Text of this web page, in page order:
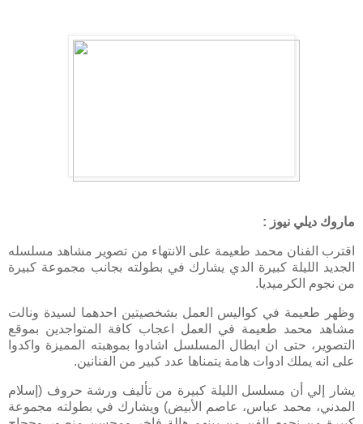
ماروك ديلي نيوز :
اقترب الفنان محمد طعيمة على الانتهاء من تصوير مشاهد مسلسله
الجديد الليلة كبيرة الدي يشارك في بطولته بجانب مجموعة كبيرة
من نجوم الكرميديا.
وظهر طعيمة في كواليس العمل بشخصيتين احدهما لسيدة ونالت
مشاهد محمد طعيمة في العمل اعجاب كافة المتواجدين بموقع
التصوير، حتى ان ابطال المسلسل اشادوا بموهبته المميزة واكدوا
على انه يملك ادوات هامة يتمناها عدد كبير من الفنانين.
يشار إلي أن مسلسل الليلة كبيرة من تأليف ورشة حروف (إسلام
المدني، محمد عباس، عاصم الأبيض) ويشارك في بطولته مجموعة